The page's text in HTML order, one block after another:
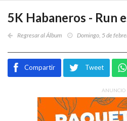
5K Habaneros - Run
Regresar al Álbum Domingo, 5 de
Compartir Tweet
ANUNCIO